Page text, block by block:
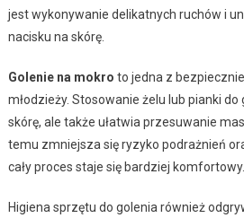
jest wykonywanie delikatnych ruchów i
nacisku na skórę.
Golenie na mokro to jedna z
młodzieży. Stosowanie żelu lub pianki
skórę, ale także ułatwia przesuwanie
temu zmniejsza się ryzyko podrażnień
cały proces staje się bardziej komfortowy.
Higiena sprzętu do golenia również